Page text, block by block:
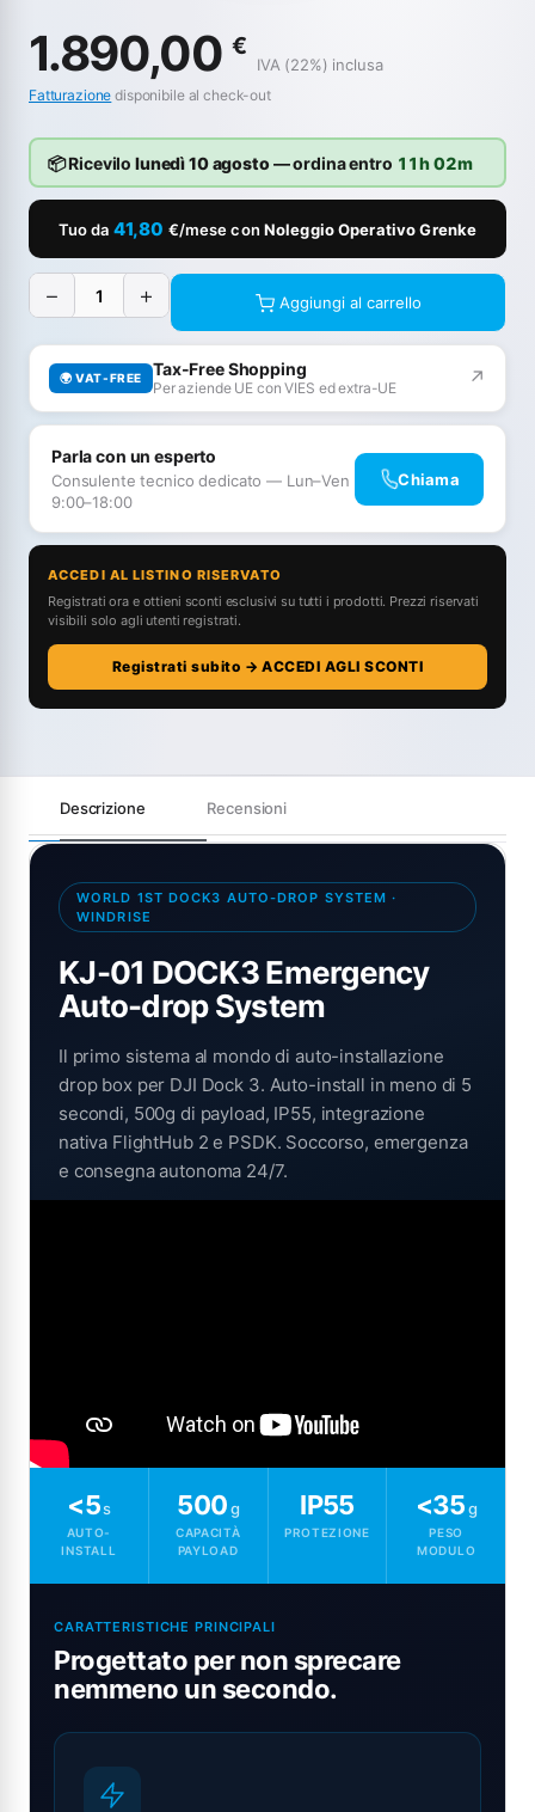
1.890,00 €
IVA (22%) inclusa
Fatturazione disponibile al check-out
📦 Ricevilo lunedì 10 agosto— ordina entro 11h 02m
Tuo da 41,80 €/mese con Noleggio Operativo Grenke
− + Aggiungi al carrello
🌍 VAT-FREE Tax-Free Shopping
Per aziende UE con VIES ed extra-UE ↗
Parla con un esperto
Consulente tecnico dedicato — Lun–Ven
9:00–18:00
Chiama
ACCEDI AL LISTINO RISERVATO
Registrati ora e ottieni sconti esclusivi su tutti i prodotti. Prezzi riservati
visibili solo agli utenti registrati.
Registrati subito → ACCEDI AGLI SCONTI
Descrizione Recensioni
WORLD 1ST DOCK3 AUTO-DROP SYSTEM ·
WINDRISE
KJ-01 DOCK3 Emergency
Auto-drop System
Il primo sistema al mondo di auto-installazione
drop box per DJI Dock 3. Auto-install in meno di 5
secondi, 500g di payload, IP55, integrazione
nativa FlightHub 2 e PSDK. Soccorso, emergenza
e consegna autonoma 24/7.
<5s
AUTO-
INSTALL
500g
CAPACITÀ
PAYLOAD
IP55
PROTEZIONE
<35g
PESO
MODULO
CARATTERISTICHE PRINCIPALI
Progettato per non sprecare
nemmeno un secondo.